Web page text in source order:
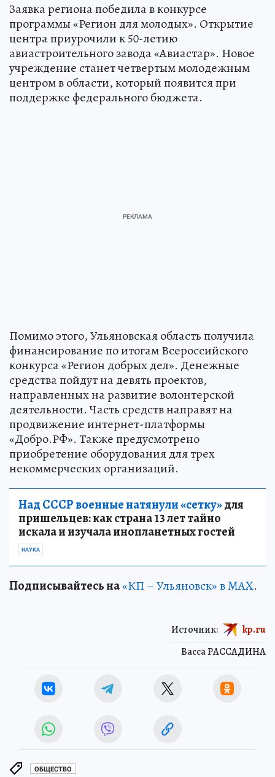
Заявка региона победила в конкурсе
программы «Регион для молодых». Открытие
центра приурочили к 50-летию
авиастроительного завода «Авиастар». Новое
учреждение станет четвертым молодежным
центром в области, который появится при
поддержке федерального бюджета.
Помимо этого, Ульяновская область получила
финансирование по итогам Всероссийского
конкурса «Регион добрых дел». Денежные
средства пойдут на девять проектов,
направленных на развитие волонтерской
деятельности. Часть средств направят на
продвижение интернет-платформы
«Добро.РФ». Также предусмотрено
приобретение оборудования для трех
некоммерческих организаций.
Над СССР военные натянули «сетку»для
пришельцев: как страна 13 лет тайно
искала и изучала инопланетных гостей
НАУКА
Подписывайтесь на«КП – Ульяновск» в MAX.
Васса РАССАДИНА
Источник: kp.ru
ОБЩЕСТВО